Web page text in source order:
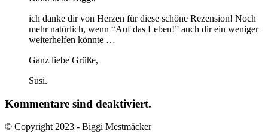
ich danke dir von Herzen für diese schöne Rezension! Noch
mehr natürlich, wenn “Auf das Leben!” auch dir ein weniger
weiterhelfen könnte …
Ganz liebe Grüße,
Susi.
Kommentare sind deaktiviert.
© Copyright 2023 - Biggi Mestmäcker